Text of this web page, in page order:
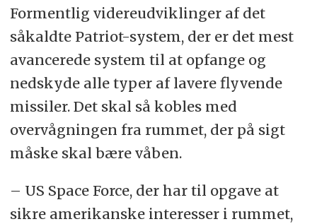
Formentlig videreudviklinger af det
såkaldte Patriot-system, der er det mest
avancerede system til at opfange og
nedskyde alle typer af lavere flyvende
missiler. Det skal så kobles med
overvågningen fra rummet, der på sigt
måske skal bære våben.
– US Space Force, der har til opgave at
sikre amerikanske interesser i rummet,